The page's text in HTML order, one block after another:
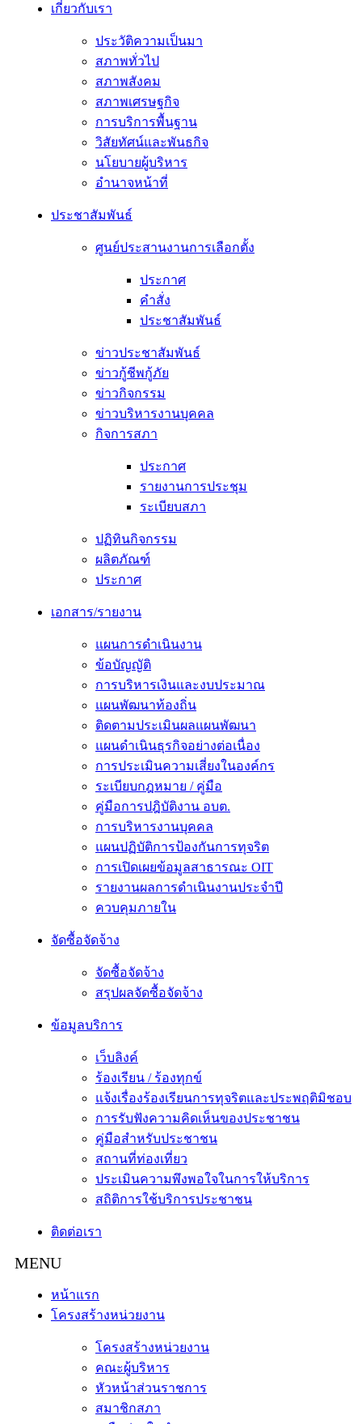
เกี่ยวกับเรา
ประวัติความเป็นมา
สภาพทั่วไป
สภาพสังคม
สภาพเศรษฐกิจ
การบริการพื้นฐาน
วิสัยทัศน์และพันธกิจ
นโยบายผู้บริหาร
อํานาจหน้าที่
ประชาสัมพันธ์
ศูนย์ประสานงานการเลือกตั้ง
ประกาศ
คำสั่ง
ประชาสัมพันธ์
ข่าวประชาสัมพันธ์
ข่าวกู้ชีพกู้ภัย
ข่าวกิจกรรม
ข่าวบริหารงานบุคคล
กิจการสภา
ประกาศ
รายงานการประชุม
ระเบียบสภา
ปฏิทินกิจกรรม
ผลิตภัณฑ์
ประกาศ
เอกสาร/รายงาน
แผนการดำเนินงาน
ข้อบัญญัติ
การบริหารเงินและงบประมาณ
แผนพัฒนาท้องถิ่น
ติดตามประเมินผลแผนพัฒนา
แผนดำเนินธุรกิจอย่างต่อเนื่อง
การประเมินความเสี่ยงในองค์กร
ระเบียบกฎหมาย / คู่มือ
คู่มือการปฎิบัติงาน อบต.
การบริหารงานบุคคล
แผนปฏิบัติการป้องกันการทุจริต
การเปิดเผยข้อมูลสาธารณะ OIT
รายงานผลการดำเนินงานประจำปี
ควบคุมภายใน
จัดซื้อจัดจ้าง
จัดซื้อจัดจ้าง
สรุปผลจัดซื้อจัดจ้าง
ข้อมูลบริการ
เว็บลิงค์
ร้องเรียน / ร้องทุกข์
แจ้งเรื่องร้องเรียนการทุจริตและประพฤติมิชอบ
การรับฟังความคิดเห็นของประชาชน
คู่มือสำหรับประชาชน
สถานที่ท่องเที่ยว
ประเมินความพึงพอใจในการให้บริการ
สถิติการใช้บริการประชาชน
ติดต่อเรา
หน้าแรก
โครงสร้างหน่วยงาน
โครงสร้างหน่วยงาน
คณะผู้บริหาร
หัวหน้าส่วนราชการ
สมาชิกสภา